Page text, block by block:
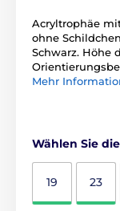
Acryltrophäe
ohne
Schwarz. Höhe
Mehr
Wählen Sie
19 23